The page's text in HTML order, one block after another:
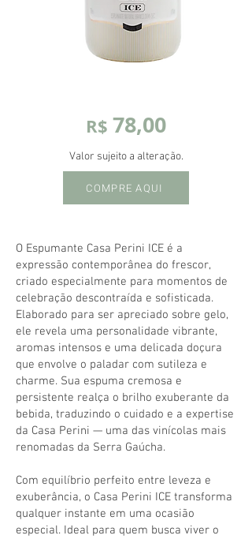
R$ 78,00
Valor sujeito a alteração.
COMPRE AQUI
O Espumante Casa Perini ICE é a
expressão contemporânea do frescor,
criado especialmente para momentos de
celebração descontraída e sofisticada.
Elaborado para ser apreciado sobre gelo,
ele revela uma personalidade vibrante,
aromas intensos e uma delicada doçura
que envolve o paladar com sutileza e
charme. Sua espuma cremosa e
persistente realça o brilho exuberante da
bebida, traduzindo o cuidado e a expertise
da Casa Perini — uma das vinícolas mais
renomadas da Serra Gaúcha.
Com equilíbrio perfeito entre leveza e
exuberância, o Casa Perini ICE transforma
qualquer instante em uma ocasião
especial. Ideal para quem busca viver o